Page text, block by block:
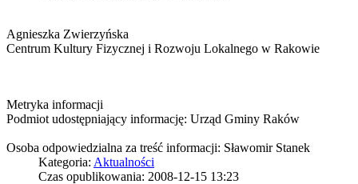
Agnieszka Zwierzyńska
Centrum Kultury Fizycznej i Rozwoju Lokalnego w Rakowie
Metryka informacji
Podmiot udostępniający informację: Urząd Gminy Raków
Osoba odpowiedzialna za treść informacji: Sławomir Stanek
Kategoria: Aktualności
Czas opublikowania: 2008-12-15 13:23